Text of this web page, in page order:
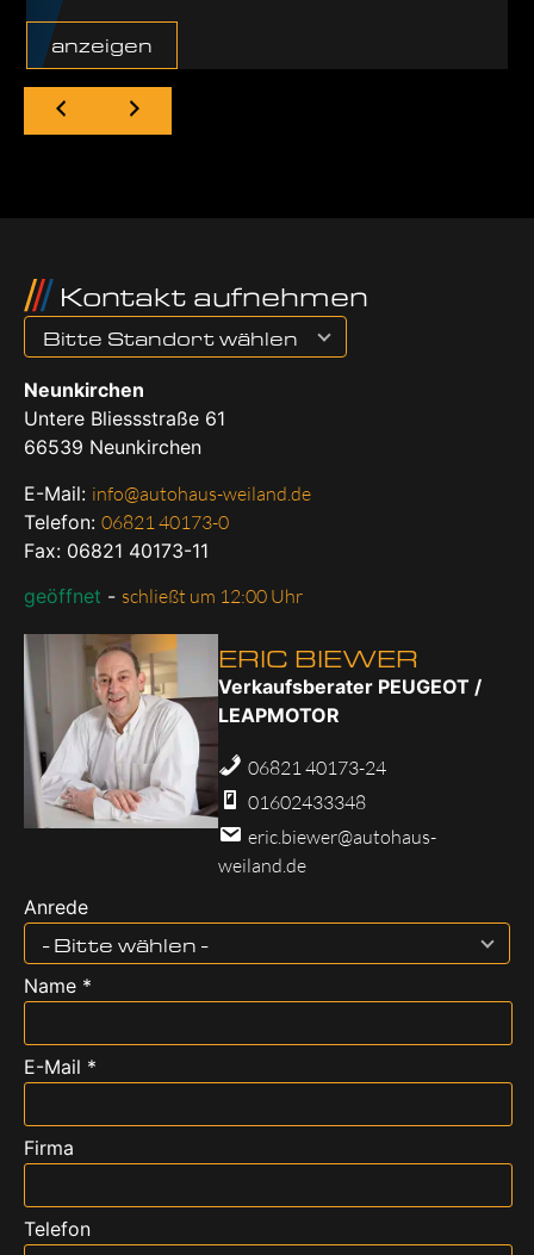
anzeigen
Kontakt aufnehmen
Bitte Standort wählen
Neunkirchen
Untere Bliessstraße 61
66539 Neunkirchen
E-Mail: info@autohaus-weiland.de
Telefon: 06821 40173-0
Fax: 06821 40173-11
geöffnet - schließt um 12:00 Uhr
ERIC BIEWER
Verkaufsberater PEUGEOT /
LEAPMOTOR
06821 40173-24
01602433348
eric.biewer@autohaus-
weiland.de
Anrede
- Bitte wählen -
Name *
E-Mail *
Firma
Telefon